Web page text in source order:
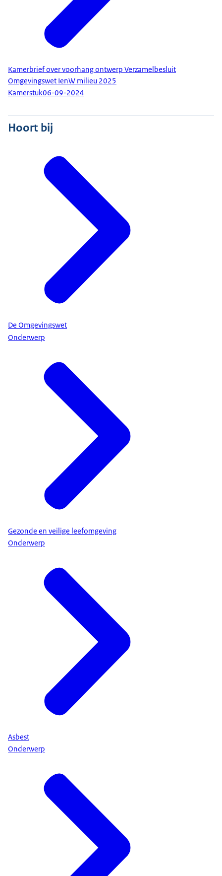
Kamerbrief over voorhang ontwerp Verzamelbesluit
Omgevingswet IenW milieu 2025
Kamerstuk06-09-2024
Hoort bij
De Omgevingswet
Onderwerp
Gezonde en veilige leefomgeving
Onderwerp
Asbest
Onderwerp